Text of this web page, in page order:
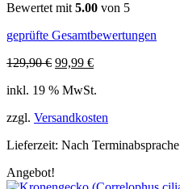
Bewertet mit 5.00 von 5
geprüfte Gesamtbewertungen
129,90€ Ursprünglicher
war:
99,99 €Aktueller
ist:
inkl. 19 % MwSt.
zzgl. Versandkosten
Lieferzeit: Nach Terminabsprache
Angebot!